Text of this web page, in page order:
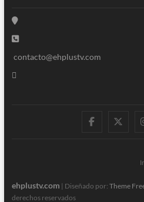
contacto@ehplustv.com
ehplustv.com | Diseñado por: Theme
derechos reservados